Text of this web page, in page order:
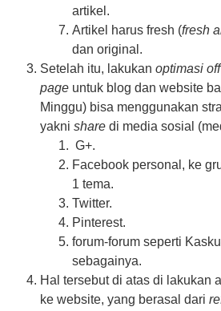
artikel.
Artikel harus fresh (fresh
dan original.
Setelah itu, lakukan optimasi
page untuk blog dan website
Minggu) bisa menggunakan
yakni share di media sosial
G+.
Facebook personal, ke
1 tema.
Twitter.
Pinterest.
forum-forum seperti
sebagainya.
Hal tersebut di atas di lakukan
ke website, yang berasal dari